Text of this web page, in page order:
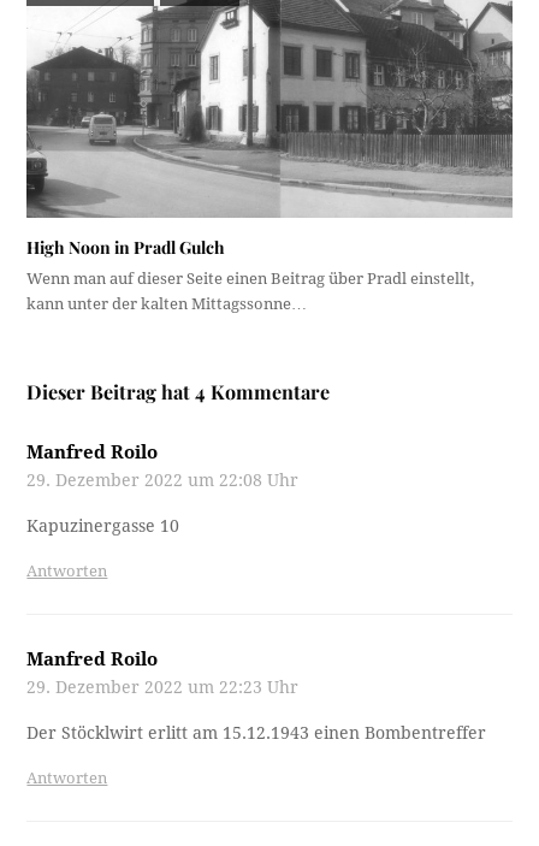
High Noon in Pradl Gulch
Wenn man auf dieser Seite einen Beitrag über Pradl einstellt,
kann unter der kalten Mittagssonne…
Dieser Beitrag hat 4 Kommentare
Manfred Roilo
29. Dezember 2022 um 22:08 Uhr
Kapuzinergasse 10
Antworten
Manfred Roilo
29. Dezember 2022 um 22:23 Uhr
Der Stöcklwirt erlitt am 15.12.1943 einen Bombentreffer
Antworten